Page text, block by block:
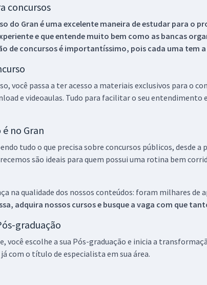
concursos
do Gran é uma excelente maneira de estudar para o
e que entende muito bem como as bancas
de concursos é importantíssimo, pois cada uma tem
você passa a ter acesso a materiais exclusivos para o
e videoaulas. Tudo para facilitar o seu
no Gran
tudo o que precisa sobre concursos públicos, desde
são ideais para quem possui uma rotina bem
na qualidade dos nossos conteúdos: foram milhares de
adquira nossos cursos e busque a vaga com que
graduação
você escolhe a sua Pós-graduação e inicia a
com o título de especialista em sua área.